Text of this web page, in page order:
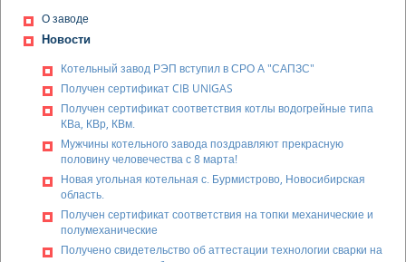
О заводе
Новости
Котельный завод РЭП вступил в СРО А "САПЗС"
Получен сертификат CIB UNIGAS
Получен сертификат соответствия котлы водогрейные типа
КВа, КВр, КВм.
Мужчины котельного завода поздравляют прекрасную
половину человечества с 8 марта!
Новая угольная котельная с. Бурмистрово, Новосибирская
область.
Получен сертификат соответствия на топки механические и
полумеханические
Получено свидетельство об аттестации технологии сварки на